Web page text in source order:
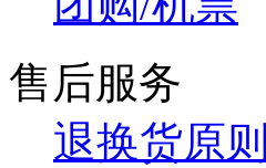
售后服务
退换货原则